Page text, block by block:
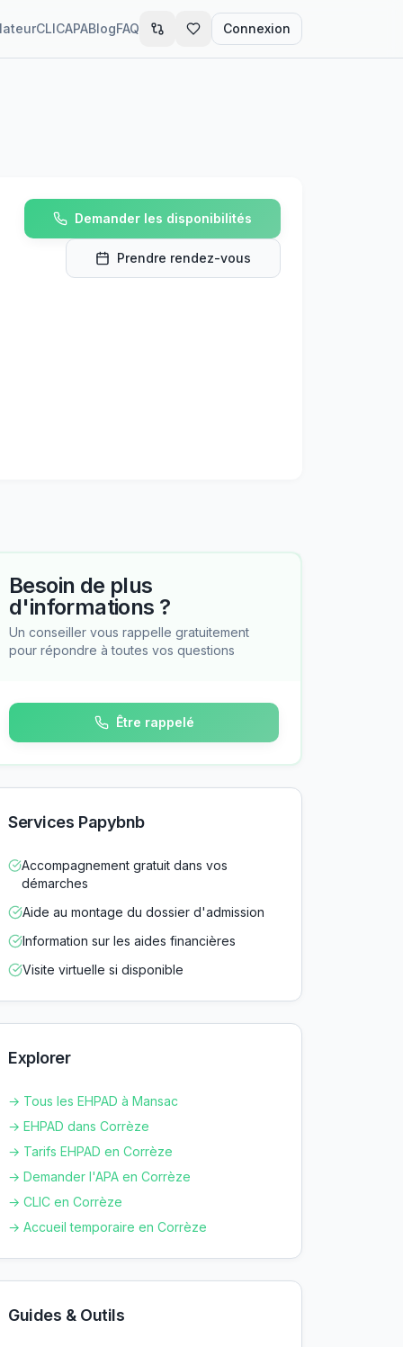
CLICAPABlogFAQ Connexion
Demander les disponibilités
Prendre rendez-vous
Besoin de plus
d'informations ?
Un conseiller vous rappelle gratuitement
pour répondre à toutes vos questions
Être rappelé
Services Papybnb
Accompagnement gratuit dans vos
démarches
Aide au montage du dossier d'admission
Information sur les aides financières
Visite virtuelle si disponible
Explorer
→ Tous les EHPAD à Mansac
→ EHPAD dans Corrèze
→ Tarifs EHPAD en Corrèze
→ Demander l'APA en Corrèze
→ CLIC en Corrèze
→ Accueil temporaire en Corrèze
Guides & Outils